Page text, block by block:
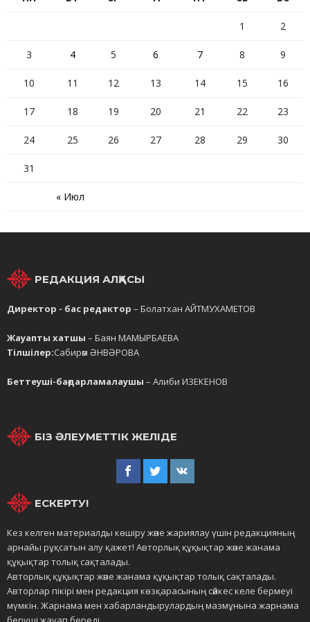
« Июл
1 2
3 4 5 6 7 8 9
10 11 12 13 14 15 16
17 18 19 20 21 22 23
24 25 26 27 28 29 30
31
РЕДАКЦИЯ АЛҚАСЫ
Директор - бас редактор – Болатхан АЙТМУХАМЕТОВ
Жауапты хатшы – Баян МАМЫРБАЕВА
Тілшілер:Сабирәм ӘНВӘРОВА
Беттеуші-бағдарламалаушы – Алиби ИЗЕКЕНОВ
БІЗ ӘЛЕУМЕТТІК ЖЕЛІДЕ
ЕСКЕРТУ!
Кез келген материалды көшіру және жариялау үшін редакцияның
арнайы рұқсатын алу қажет! Авторлық құқықтар және жанама
құқықтар толық сақталады.
Авторлық құқықтар және жанама құқықтар толық сақталады.
Авторлар пікірі мен редакция көзқарасының сәйкес келе бермеуі
мүмкін. Жарнама мен хабарландырулардың мазмұнына жарнама